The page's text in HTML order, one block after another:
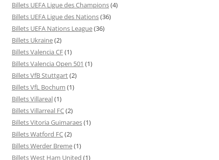
Billets UEFA Ligue des Champions(4)
Billets UEFA Ligue des Nations(36)
Billets UEFA Nations League(36)
Billets Ukraine(2)
Billets Valencia CF(1)
Billets Valencia Open 501 (1)
Billets VfB Stuttgart(2)
Billets VfL Bochum (1)
Billets Villareal(1)
Billets Villarreal FC(2)
Billets Vitoria Guimaraes(1)
Billets Watford FC(2)
Billets Werder Breme(1)
Billets West Ham United (1)